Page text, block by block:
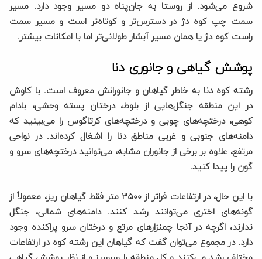
شروع می‌شود. از روستا به جان‌پناه دو مسیر وجود دارد. مسیر
سمت چپ کوه دژ در دسترس‌تر و کوتاه‌تر است و مسیر سمت
راست کوه دژ یا همان مسیر آبشار طولانی‌تر اما با امکانات بیشتر.
پوشش گیاهی و جانوری دنا
رشته کوه دنا به خاطر گیاهان و جانورانش معروف است. با کاوش
در این منطقه جنگل‌هایی از بلوط، درختان پسته وحشی، بادام
کوهی، درختچه‌های چوبی و درختچه‌های کرتاگوس را می‌بینید که
دامنه‌های جنوبی و غربی مناطق دنا را اشغال کرده‌اند. در نواحی
مرتفع، علاوه بر برخی از جانوران مشابه، می‌توانید درختچه‌های سرو و
گون را پیدا کنید.
با این حال، در ارتفاعات فراتر از ۳۵۰۰ متر فقط گیاهان ریز، معمولاً از
گونه‌های اختری می‌توانند رشد کنند. دامنه‌های شمالی، جنگل
ندارند، اگرچه در آنجا چمنزارهای مرتع و درختان سرو پراکنده وجود
دارد. در مجموع می‌توان گفت که گیاهان این رشته کوه در ارتفاعات